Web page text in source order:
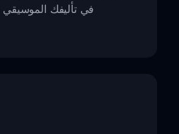
في تأليفك